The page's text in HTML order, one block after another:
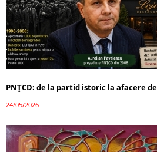
PNȚCD: de la partid istoric la afacere
24/05/2026